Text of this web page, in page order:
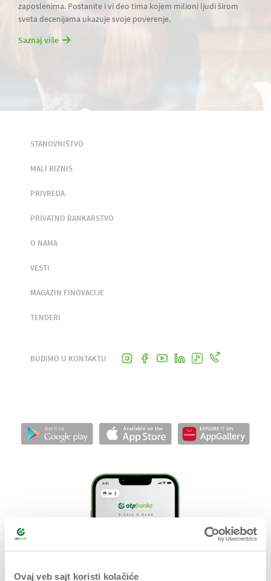
Ovaj veb sajt koristi kolačiće
zaposlenima. Postanite i vi deo tima kojem milioni ljudi širom
sveta decenijama ukazuje svoje poverenje.
Saznaj više
STANOVNIŠTVO
MALI BIZNIS
PRIVREDA
PRIVATNO BANKARSTVO
O NAMA
VESTI
MAGAZIN FINOVACIJE
TENDERI
BUDIMO U KONTAKTU